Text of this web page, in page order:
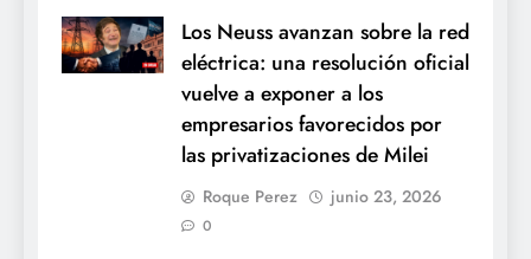
Los Neuss avanzan sobre la red
eléctrica: una resolución oficial
vuelve a exponer a los
empresarios favorecidos por
las privatizaciones de Milei
Roque Perez junio 23, 2026
0